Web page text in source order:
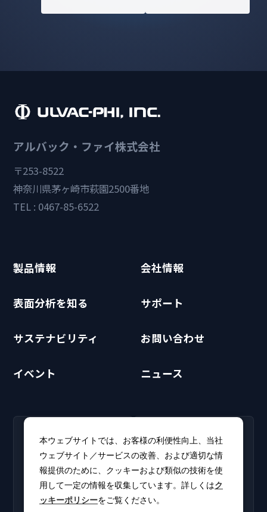
アルバック・ファイ株式会社
〒253-8522
神奈川県茅ヶ崎市萩園2500番地
TEL : 0467-85-6522
製品情報 会社情報
表面分析を知る サポート
サステナビリティ お問い合わせ
イベント ニュース
採用情報
新卒・キャリア採用情報を
掲載しています。
CLUB PHI（会員専
用）
ソフトウェアアップデート
やカタログをダウンロー
ド。
本ウェブサイトでは、お客様の利便性向上、当社
ウェブサイト／サービスの改善、および適切な情
報提供のために、クッキーおよび類似の技術を使
用して一定の情報を収集しています。詳しくはク
ッキーポリシーをご覧ください。